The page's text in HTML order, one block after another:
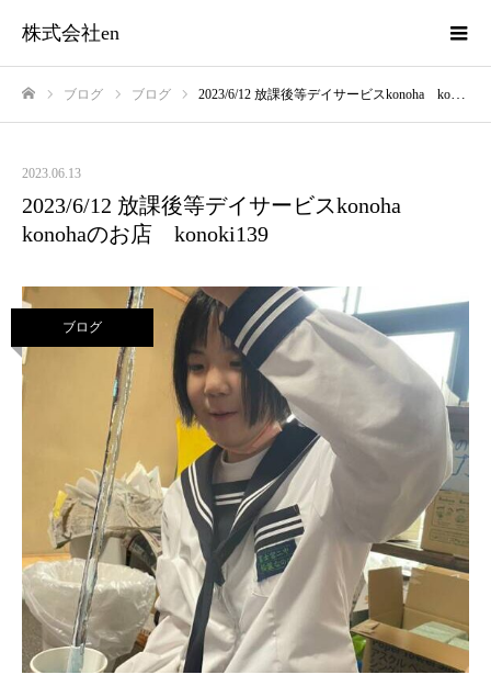
株式会社en
ブログ ブログ 2023/6/12 放課後等デイサービスkonoha konohaのお店 konoki139
2023.06.13
2023/6/12 放課後等デイサービスkonoha
konohaのお店 konoki139
ブログ